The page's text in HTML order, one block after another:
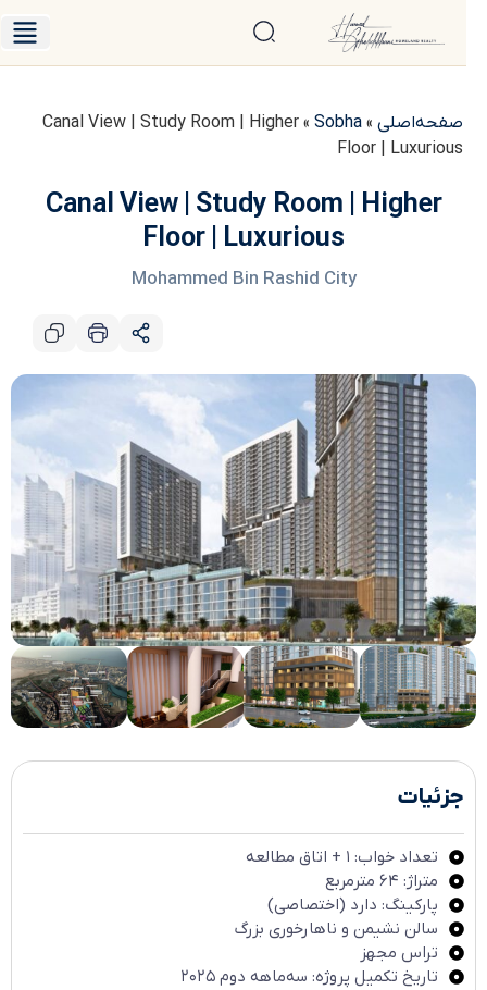
صفحه‌اصلی»
Sobha
»
Canal View | Study Room | Higher
Floor | Luxurious
Canal View | Study Room | Higher
Floor | Luxurious
Mohammed Bin Rashid City
جزئیات
تعداد خواب: ۱ + اتاق مطالعه
متراژ: ۶۴ مترمربع
پارکینگ: دارد (اختصاصی)
سالن نشیمن و ناهارخوری بزرگ
تراس مجهز
تاریخ تکمیل پروژه: سه‌ماهه دوم ۲۰۲۵